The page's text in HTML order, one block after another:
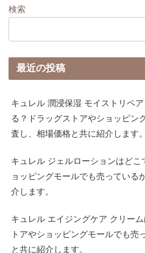
検索
最近の投稿
キュレル 潤浸保湿 モイストリペ
る？ドラッグストアやショッピン
査し、相場価格と共に紹介します。
キュレル ジェルローションはど
ョッピングモールでも売っている
介します。
キュレル エイジングケア クリー
トアやショッピングモールでも売
と共に紹介します。